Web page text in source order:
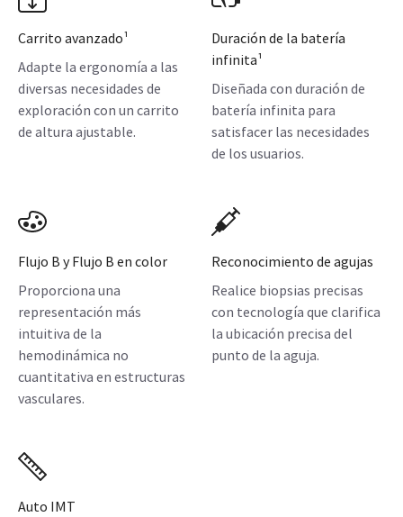
Carrito avanzado¹
Adapte la ergonomía a las
diversas necesidades de
exploración con un carrito
de altura ajustable.
Duración de la batería
infinita¹
Diseñada con duración de
batería infinita para
satisfacer las necesidades
de los usuarios.
Flujo B y Flujo B en color
Proporciona una
representación más
intuitiva de la
hemodinámica no
cuantitativa en estructuras
vasculares.
Reconocimiento de agujas
Realice biopsias precisas
con tecnología que clarifica
la ubicación precisa del
punto de la aguja.
Auto IMT